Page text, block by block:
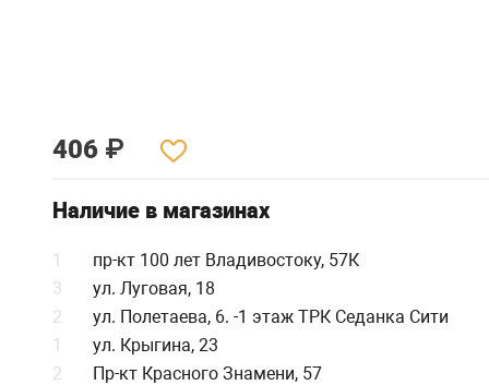
406 ₽
Наличие в магазинах
1
пр-кт 100 лет Владивостоку, 57К
3
ул. Луговая, 18
2
ул. Полетаева, 6. -1 этаж ТРК Седанка Сити
1
ул. Крыгина, 23
2
Пр-кт Красного Знамени, 57